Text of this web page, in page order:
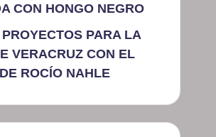
CON HONGO NEGRO
PARA LA
VERACRUZ CON EL
ROCÍO NAHLE